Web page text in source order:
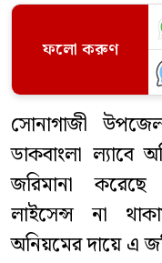
ফলো করুণ
সোনাগাজী
ডাকবাংলা ল্যাবে
জরিমানা করেছে
লাইসেন্স না
অনিয়মের দায়ে এ